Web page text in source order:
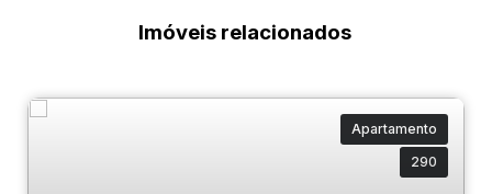
Imóveis relacionados
Apartamento
290